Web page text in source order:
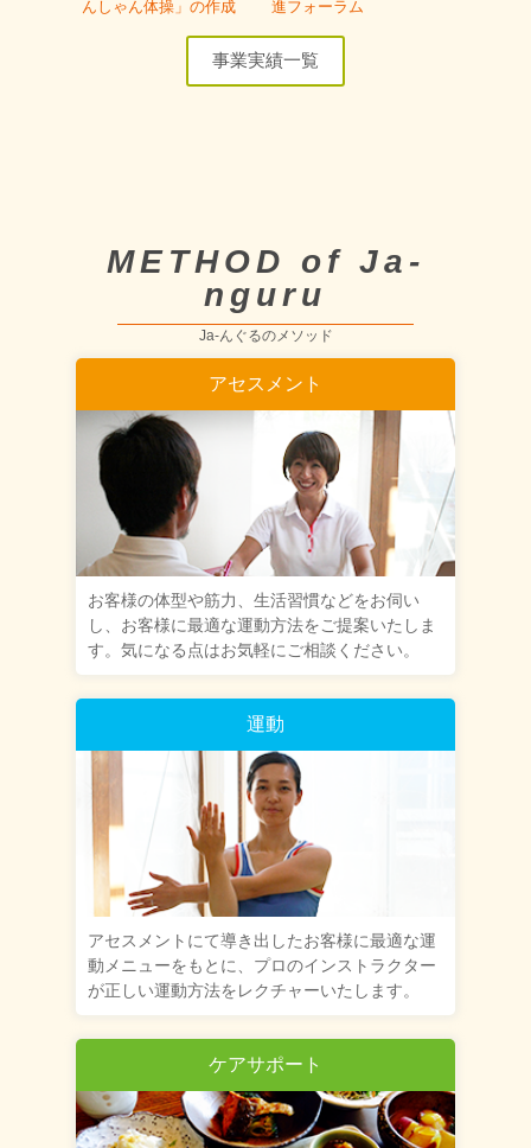
んしゃん体操」の作成 進フォーラム
事業実績一覧
METHOD of Ja-
nguru
Ja-んぐるのメソッド
アセスメント
お客様の体型や筋力、生活習慣などをお伺い
し、お客様に最適な運動方法をご提案いたしま
す。気になる点はお気軽にご相談ください。
運動
アセスメントにて導き出したお客様に最適な運
動メニューをもとに、プロのインストラクター
が正しい運動方法をレクチャーいたします。
ケアサポート